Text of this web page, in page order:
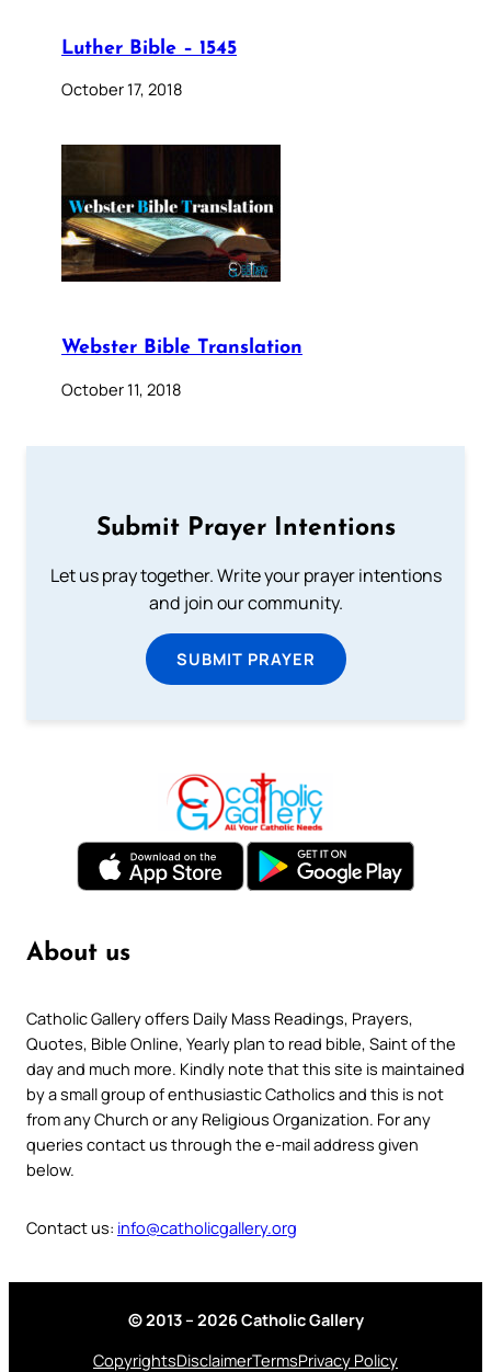
Luther Bible – 1545
October 17, 2018
Webster Bible Translation
October 11, 2018
Submit Prayer Intentions
Let us pray together. Write your prayer intentions
and join our community.
SUBMIT PRAYER
About us
Catholic Gallery offers Daily Mass Readings, Prayers,
Quotes, Bible Online, Yearly plan to read bible, Saint of the
day and much more. Kindly note that this site is maintained
by a small group of enthusiastic Catholics and this is not
from any Church or any Religious Organization. For any
queries contact us through the e-mail address given
below.
Contact us: info@catholicgallery.org
© 2013 – 2026 Catholic Gallery
CopyrightsDisclaimerTermsPrivacy Policy